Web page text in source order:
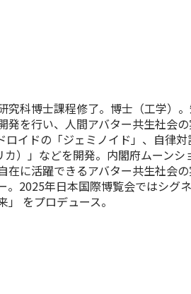
究科博士課程修了。博士（工学）
発を行い、人間アバター共生社会
ロイドの「ジェミノイド」、自律対
カ）」などを開発。内閣府ムーンシ
に活躍できるアバター共生社会の
。2025年日本国際博覧会ではシグ
をプロデュース。